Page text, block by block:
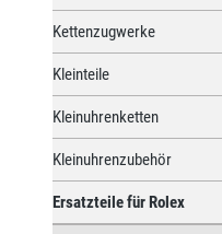
Kettenzugwerke
Kleinteile
Kleinuhrenketten
Kleinuhrenzubehör
Ersatzteile für Rolex